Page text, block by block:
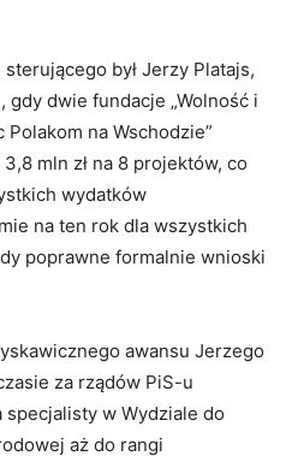
sterującego był Jerzy Platajs,
gdy dwie fundacje „Wolność i
Polakom na Wschodzie”
mln zł na 8 projektów, co
wydatków
na ten rok dla wszystkich
poprawne formalnie wnioski
awansu Jerzego
za rządów PiS-u
specjalisty w Wydziale do
aż do rangi